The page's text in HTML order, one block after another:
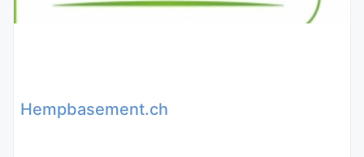
Hempbasement.ch